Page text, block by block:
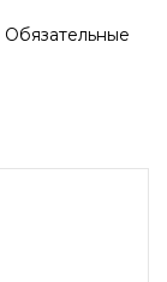
Обязательные